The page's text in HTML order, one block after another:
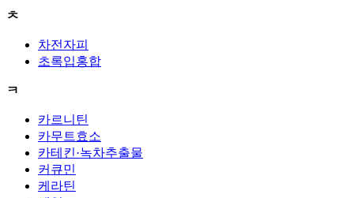
ㅊ
차전자피
초록입홍합
ㅋ
카르니틴
카무트효소
카테킨·녹차추출물
커큐민
케라틴